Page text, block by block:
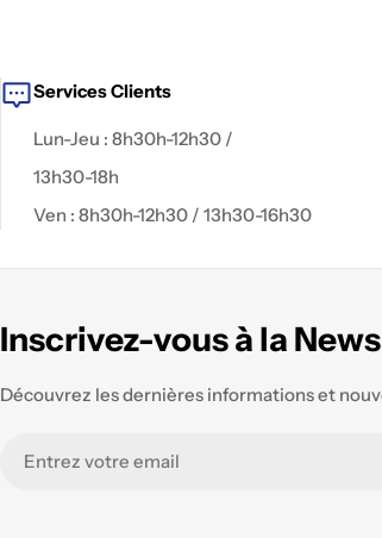
Services Clients
Lun-Jeu : 8h30h-12h30 /
13h30-18h
Ven : 8h30h-12h30 / 13h30-16h30
Inscrivez-vous à la
Découvrez les dernières informations et
mail